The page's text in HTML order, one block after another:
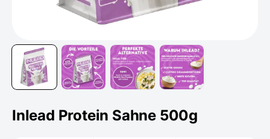
Inlead Protein Sahne 500g